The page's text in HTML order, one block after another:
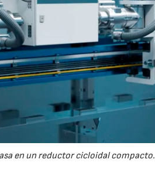
en un reductor cicloidal compacto.